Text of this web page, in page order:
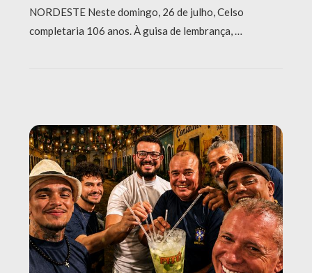
NORDESTE Neste domingo, 26 de julho, Celso
completaria 106 anos. À guisa de lembrança, …